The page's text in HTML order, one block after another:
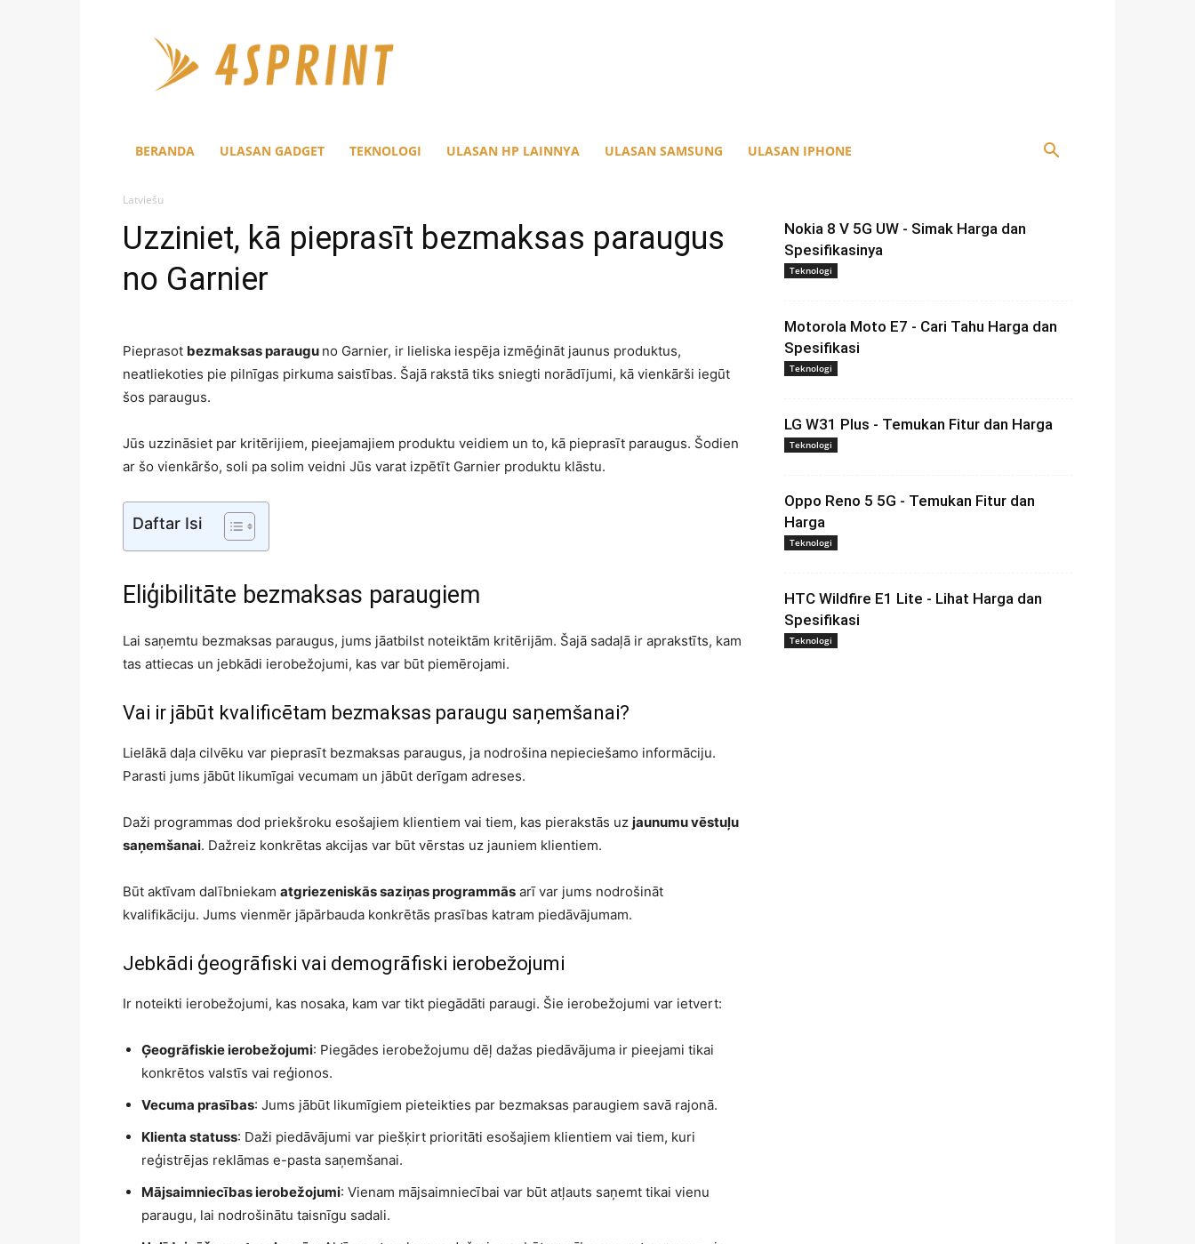
BERANDA ULASAN GADGET TEKNOLOGI ULASAN HP LAINNYA ULASAN SAMSUNG ULASAN IPHONE
Latviešu
Uzziniet, kā pieprasīt bezmaksas paraugus
no Garnier
Pieprasot bezmaksas paraugu no Garnier, ir lieliska iespēja izmēģināt jaunus produktus,
neatliekoties pie pilnīgas pirkuma saistības. Šajā rakstā tiks sniegti norādījumi, kā vienkārši iegūt
šos paraugus.
Jūs uzzināsiet par kritērijiem, pieejamajiem produktu veidiem un to, kā pieprasīt paraugus. Šodien
ar šo vienkāršo, soli pa solim veidni Jūs varat izpētīt Garnier produktu klāstu.
Daftar Isi
Eliģibilitāte bezmaksas paraugiem
Lai saņemtu bezmaksas paraugus, jums jāatbilst noteiktām kritērijām. Šajā sadaļā ir aprakstīts, kam
tas attiecas un jebkādi ierobežojumi, kas var būt piemērojami.
Vai ir jābūt kvalificētam bezmaksas paraugu saņemšanai?
Lielākā daļa cilvēku var pieprasīt bezmaksas paraugus, ja nodrošina nepieciešamo informāciju.
Parasti jums jābūt likumīgai vecumam un jābūt derīgam adreses.
Daži programmas dod priekšroku esošajiem klientiem vai tiem, kas pierakstās uz jaunumu vēstuļu
saņemšanai. Dažreiz konkrētas akcijas var būt vērstas uz jauniem klientiem.
Būt aktīvam dalībniekam atgriezeniskās saziņas programmās arī var jums nodrošināt
kvalifikāciju. Jums vienmēr jāpārbauda konkrētās prasības katram piedāvājumam.
Jebkādi ģeogrāfiski vai demogrāfiski ierobežojumi
Ir noteikti ierobežojumi, kas nosaka, kam var tikt piegādāti paraugi. Šie ierobežojumi var ietvert:
Ģeogrāfiskie ierobežojumi: Piegādes ierobežojumu dēļ dažas piedāvājuma ir pieejami tikai
konkrētos valstīs vai reģionos.
Vecuma prasības: Jums jābūt likumīgiem pieteikties par bezmaksas paraugiem savā rajonā.
Klienta statuss: Daži piedāvājumi var piešķirt prioritāti esošajiem klientiem vai tiem, kuri
reģistrējas reklāmas e-pasta saņemšanai.
Mājsaimniecības ierobežojumi: Vienam mājsaimniecībai var būt atļauts saņemt tikai vienu
paraugu, lai nodrošinātu taisnīgu sadali.
Nokia 8 V 5G UW - Simak Harga dan
Spesifikasinya
Teknologi
Motorola Moto E7 - Cari Tahu Harga dan
Spesifikasi
Teknologi
LG W31 Plus - Temukan Fitur dan Harga
Teknologi
Oppo Reno 5 5G - Temukan Fitur dan
Harga
Teknologi
HTC Wildfire E1 Lite - Lihat Harga dan
Spesifikasi
Teknologi